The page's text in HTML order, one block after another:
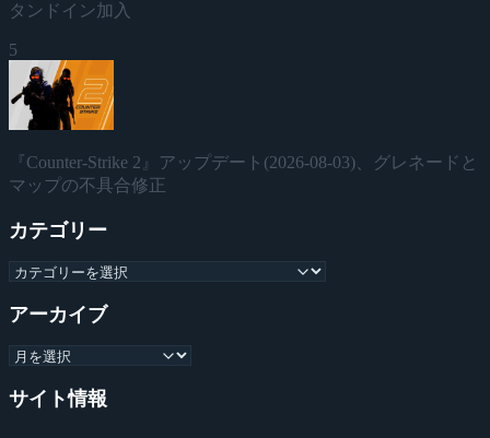
タンドイン加入
5
『Counter-Strike 2』アップデート(2026-08-03)、グレネードと
マップの不具合修正
カテゴリー
アーカイブ
サイト情報